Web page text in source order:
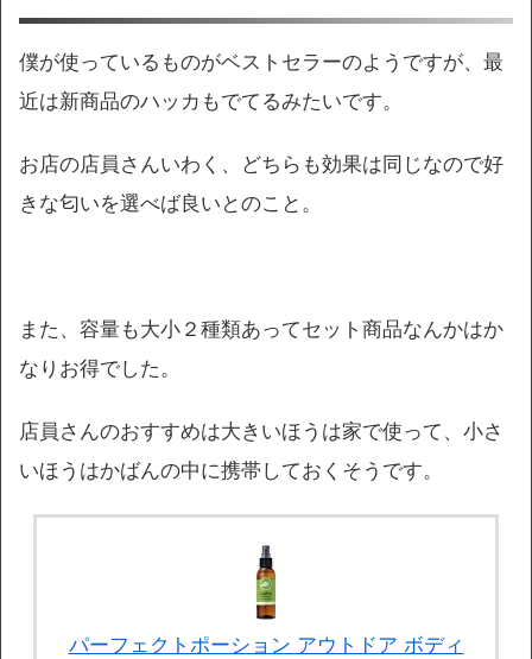
僕が使っているものがベストセラーのようですが、最
近は新商品のハッカもでてるみたいです。
お店の店員さんいわく、どちらも効果は同じなので好
きな匂いを選べば良いとのこと。
また、容量も大小２種類あってセット商品なんかはか
なりお得でした。
店員さんのおすすめは大きいほうは家で使って、小さ
いほうはかばんの中に携帯しておくそうです。
パーフェクトポーション アウトドア ボディ